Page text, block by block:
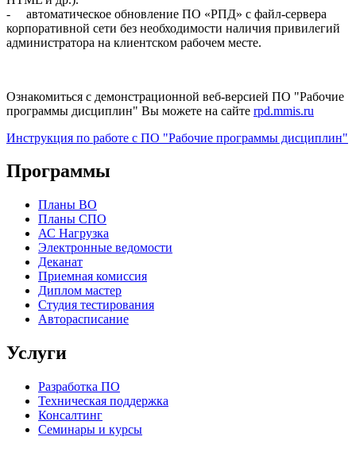
- автоматическое обновление ПО «РПД» с файл-сервера
корпоративной сети без необходимости наличия привилегий
администратора на клиентском рабочем месте.
Ознакомиться с демонстрационной веб-версией ПО "Рабочие
программы дисциплин" Вы можете на сайте rpd.mmis.ru
Инструкция по работе с ПО "Рабочие программы дисциплин"
Программы
Планы ВО
Планы СПО
АС Нагрузка
Электронные ведомости
Деканат
Приемная комиссия
Диплом мастер
Студия тестирования
Авторасписание
Услуги
Разработка ПО
Техническая поддержка
Консалтинг
Семинары и курсы